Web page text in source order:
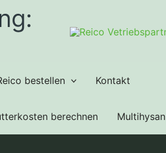
bestellen Kontakt
berechnen Multihysan